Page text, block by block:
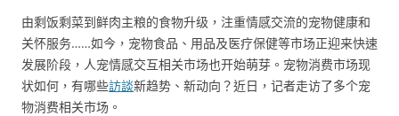
由剩饭剩菜到鲜肉主粮的食物升级，注重情感交流的宠物健康和
关怀服务……如今，宠物食品、用品及医疗保健等市场正迎来快速
发展阶段，人宠情感交互相关市场也开始萌芽。宠物消费市场现
状如何，有哪些訪談新趋势、新动向？近日，记者走访了多个宠
物消费相关市场。